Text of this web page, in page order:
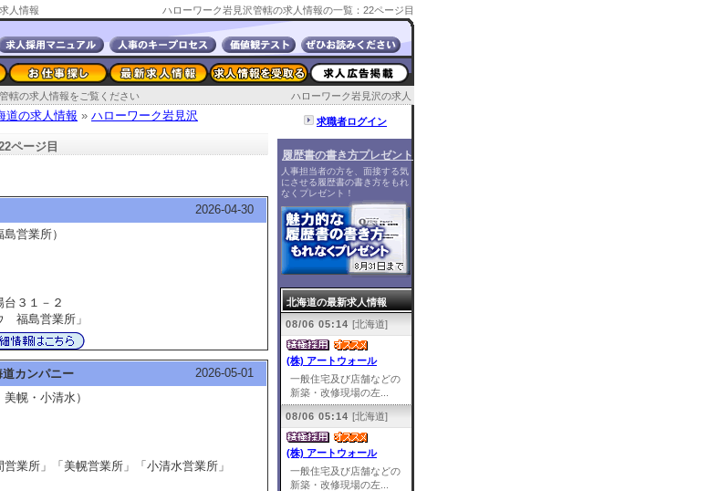
人情報 ハローワーク岩見沢管轄の求人情報の一覧：22ページ目
ハローワーク岩見沢の求人
轄の求人情報をご覧ください
道の求人情報 » ハローワーク岩見沢
ページ目
2026-04-30
営業所）
３１－２
福島営業所」
カンパニー
2026-05-01
幌・小清水）
営業所」「美幌営業所」「小清水営業所」
求職者ログイン
履歴書の書き方プレゼント
人事担当者の方を、面接する気
にさせる履歴書の書き方をもれ
なくプレゼント！
北海道の最新求人情報
08/06 05:14 [北海道]
(株) アートウォール
一般住宅及び店舗などの
新築・改修現場の左...
08/06 05:14 [北海道]
(株) アートウォール
一般住宅及び店舗などの
新築・改修現場の左...